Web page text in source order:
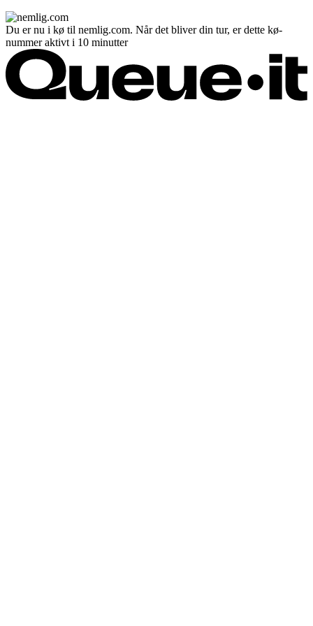
Du er nu i kø til nemlig.com. Når det bliver din tur, er dette kø-
nummer aktivt i 10 minutter